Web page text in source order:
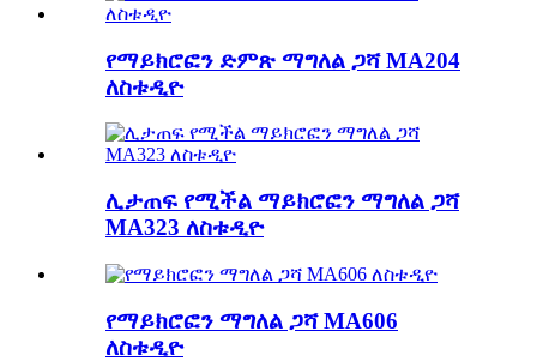
የማይክሮፎን ድምጽ ማግለል ጋሻ MA204
ለስቱዲዮ
ሊታጠፍ የሚችል ማይክሮፎን ማግለል ጋሻ
MA323 ለስቱዲዮ
የማይክሮፎን ማግለል ጋሻ MA606
ለስቱዲዮ